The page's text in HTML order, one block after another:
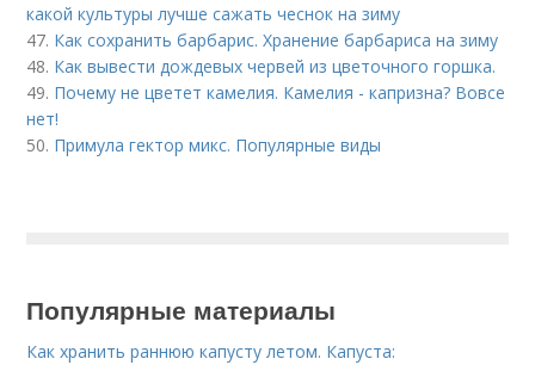
какой культуры лучше сажать чеснок на зиму
47. Как сохранить барбарис. Хранение барбариса на зиму
48. Как вывести дождевых червей из цветочного горшка.
49. Почему не цветет камелия. Камелия - капризна? Вовсе
нет!
50. Примула гектор микс. Популярные виды
Популярные материалы
Как хранить раннюю капусту летом. Капуста: